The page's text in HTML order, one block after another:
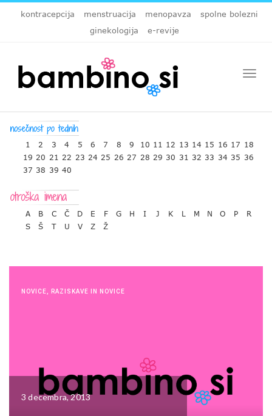
kontracepcija menstruacija menopavza
spolne bolezni
ginekologija
e-revije
1 2 3 4 5 6 7 8 9 10 11 12 13 14 15 16 17 18
19 20 21 22 23 24 25 26 27 28 29 30 31 32 33 34 35 36
37 38 39 40
A B C Č D E F G H I J K L M N O P
R
S
Š T U V Z Ž
NOVICE RAZISKAVE IN NOVICE
3 decembra, 2013